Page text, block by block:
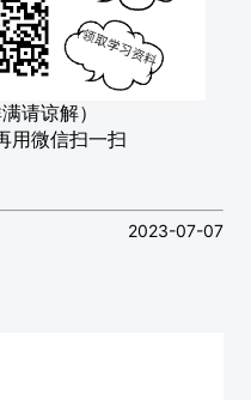
请谅解）
用微信扫一扫
2023-07-07